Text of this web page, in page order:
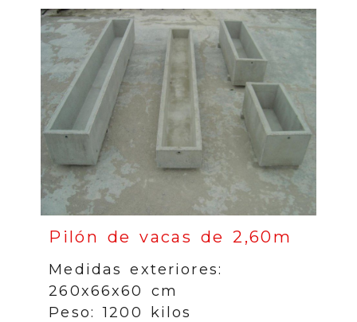
Pilón de vacas de 2,60m
Medidas exteriores:
260x66x60 cm
Peso: 1200 kilos